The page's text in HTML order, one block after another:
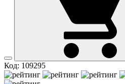
Код: 109295